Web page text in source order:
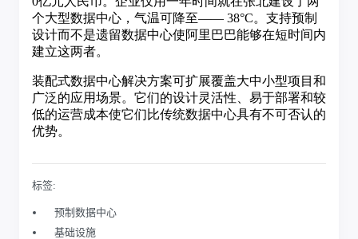
标签:
预制数据中心
基础设施